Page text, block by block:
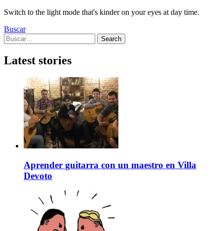
Switch to the light mode that's kinder on your eyes at day time.
Buscar
Search
for:
Search
Latest stories
Aprender guitarra con un maestro en Villa
Devoto